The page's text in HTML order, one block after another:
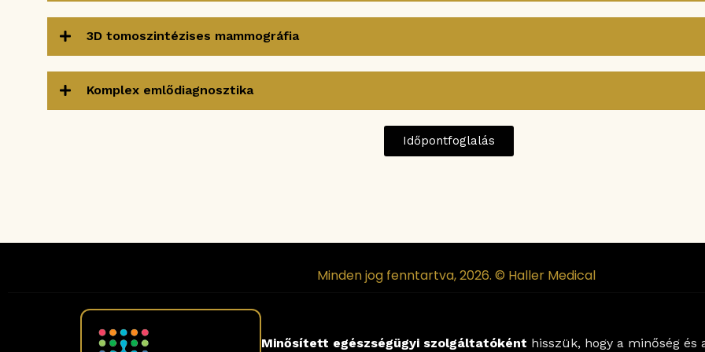
3D tomoszintézises mammográfia
Komplex emlődiagnosztika
Időpontfoglalás
Minden jog fenntartva, 2026. © Haller Medical
Minősített egészségügyi szolgáltatóként hisszük, hogy a minőség